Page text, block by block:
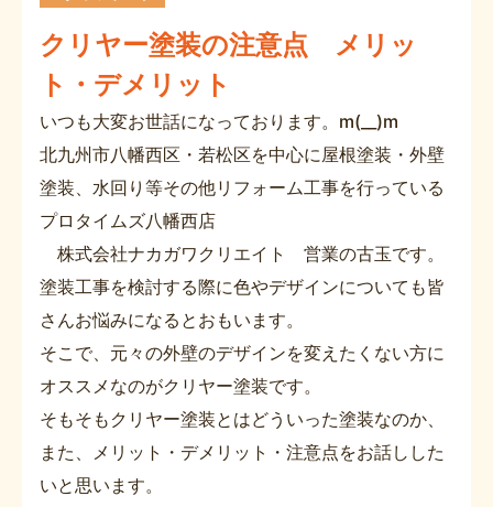
クリヤー塗装の注意点 メリッ
ト・デメリット
いつも大変お世話になっております。m(__)m
北九州市八幡西区・若松区を中心に屋根塗装・外壁
塗装、水回り等その他リフォーム工事を行っている
プロタイムズ八幡西店
株式会社ナカガワクリエイト 営業の古玉です。
塗装工事を検討する際に色やデザインについても皆
さんお悩みになるとおもいます。
そこで、元々の外壁のデザインを変えたくない方に
オススメなのがクリヤー塗装です。
そもそもクリヤー塗装とはどういった塗装なのか、
また、メリット・デメリット・注意点をお話しした
いと思います。